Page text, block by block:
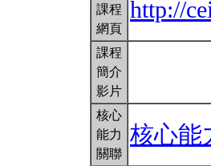
課程
網頁
http://
課程
簡介
影片
核心
能力
關聯
核心能